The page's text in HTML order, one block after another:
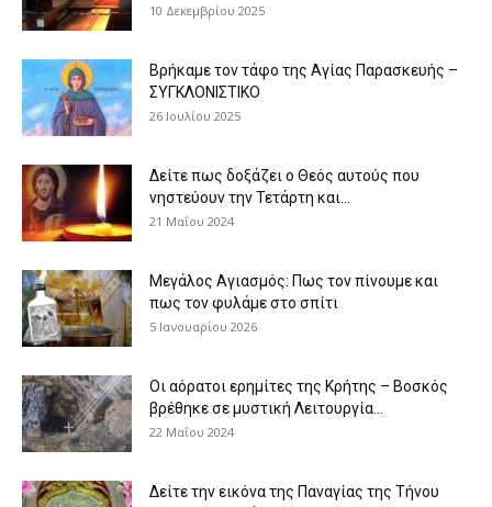
10 Δεκεμβρίου 2025
Βρήκαμε τον τάφο της Αγίας Παρασκευής –
ΣΥΓΚΛΟΝΙΣΤΙΚΟ
26 Ιουλίου 2025
Δείτε πως δοξάζει ο Θεός αυτούς που
νηστεύουν την Τετάρτη και...
21 Μαΐου 2024
Μεγάλος Αγιασμός: Πως τον πίνουμε και
πως τον φυλάμε στο σπίτι
5 Ιανουαρίου 2026
Οι αόρατοι ερημίτες της Κρήτης – Βοσκός
βρέθηκε σε μυστική Λειτουργία...
22 Μαΐου 2024
Δείτε την εικόνα της Παναγίας της Τήνου